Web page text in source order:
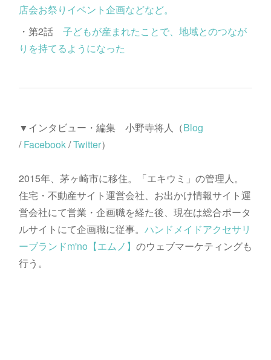
店会お祭りイベント企画などなど。
・第2話 子どもが産まれたことで、地域とのつなが
りを持てるようになった
▼インタビュー・編集 小野寺将人（Blog
/Facebook/Twitter）
2015年、茅ヶ崎市に移住。「エキウミ」の管理人。
住宅・不動産サイト運営会社、お出かけ情報サイト運
営会社にて営業・企画職を経た後、現在は総合ポータ
ルサイトにて企画職に従事。 ハンドメイドアクセサリ
ーブランドm'no【エムノ】 のウェブマーケティングも
行う。